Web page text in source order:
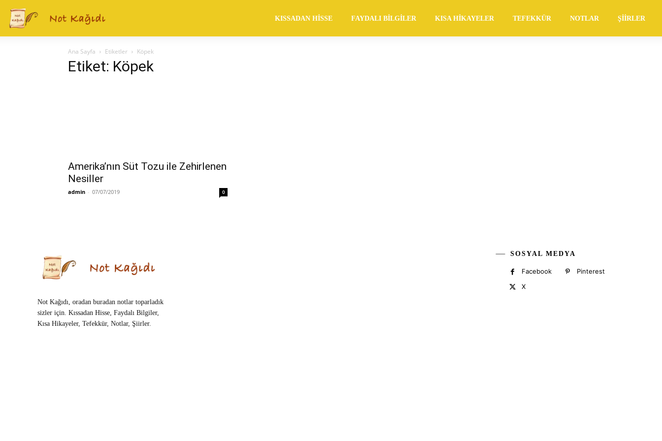
KISSADAN HISSE FAYDALI BILGILER KISA HIKAYELER TEFEKKÜR NOTLAR ŞIIRLER
Ana Sayfa Etiketler Köpek
Etiket: Köpek
Amerika’nın Süt Tozu ile Zehirlenen
Nesiller
admin - 07/07/2019 0
Not Kağıdı, oradan buradan notlar toparladık
sizler için. Kıssadan Hisse, Faydalı Bilgiler,
Kısa Hikayeler, Tefekkür, Notlar, Şiirler.
SOSYAL MEDYA
Facebook
Pinterest
X